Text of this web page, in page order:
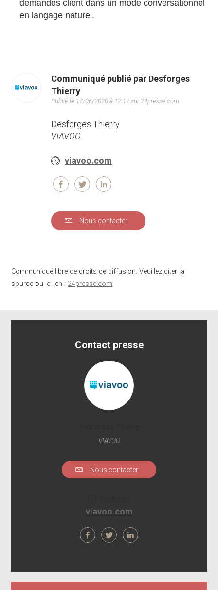
demandes client dans un mode conversationnel
en langage naturel.
Communiqué publié par Desforges
Thierry
Publié le 17/06/2020 à 12:17 sur 24presse.com
Desforges Thierry
VIAVOO
viavoo.com
Nous contacter
Communiqué libre de droits de diffusion. Veuillez citer la
source ou le lien : 24presse.com
Contact presse
VIAVOO
Nous contacter
viavoo.com